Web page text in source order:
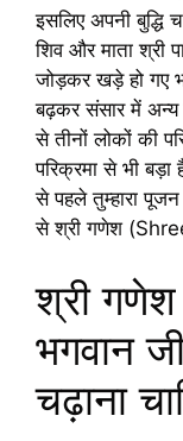
इसलिए अपनी बुद्धि
शिव और माता श्री
जोड़कर खड़े हो गए
बढ़कर संसार में अन्य
से तीनों लोकों की
परिक्रमा से भी
से पहले तुम्हारा
से श्री गणेश
श्री
भगवान
चढ़ाना